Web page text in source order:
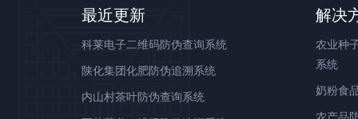
最近更新
科莱电子二维码防伪查询系统
陕化集团化肥防伪追溯系统
内山村茶叶防伪查询系统
解决
农业种
系统
奶粉食